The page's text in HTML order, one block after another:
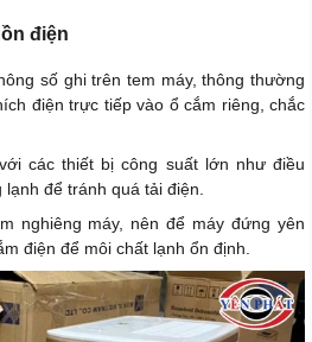
điện
số ghi trên tem máy, thông thường
điện trực tiếp vào ổ cắm riêng, chắc
các thiết bị công suất lớn như điều
để tránh quá tải điện.
nghiêng máy, nên để máy đứng yên
điện để môi chất lạnh ổn định.